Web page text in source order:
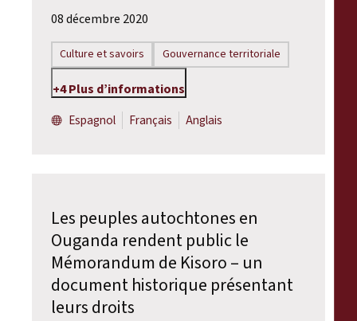
08 décembre 2020
Culture et savoirs Gouvernance territoriale
+4 Plus d’informations
Espagnol
Français Anglais
Les peuples autochtones en
Ouganda rendent public le
Mémorandum de Kisoro – un
document historique présentant
leurs droits